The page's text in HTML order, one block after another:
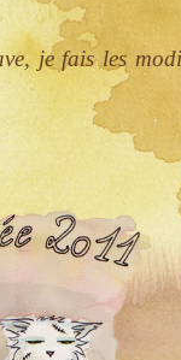
je fais les